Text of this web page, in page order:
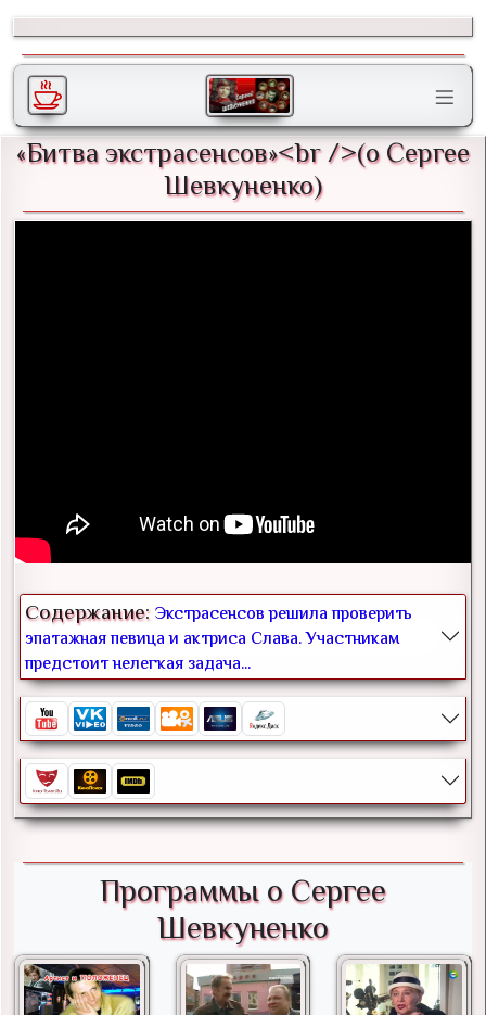
«Битва экстрасенсов»<br />(о Сергее
Шевкуненко)
Содержание: Экстрасенсов решила проверить
эпатажная певица и актриса Слава. Участникам
предстоит нелегкая задача...
Программы о Сергее
Шевкуненко